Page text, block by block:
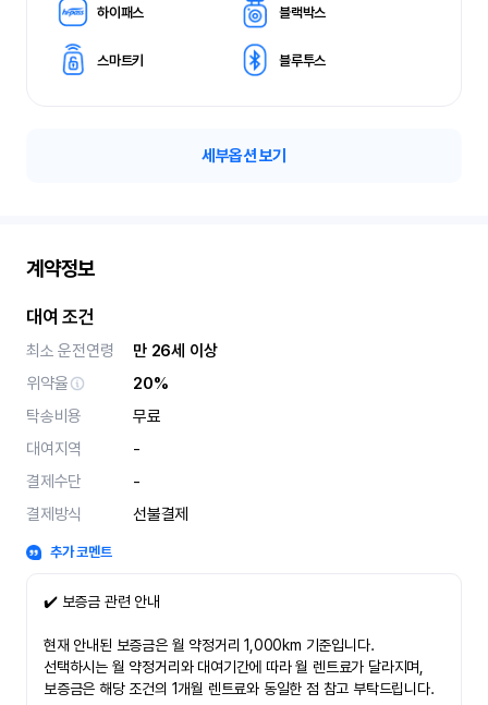
하이패스 블랙박스
스마트키 블루투스
세부옵션 보기
계약정보
대여 조건
최소 운전연령
만 26세 이상
위약율
20%
탁송비용
무료
대여지역
-
결제수단
-
결제방식
선불결제
추가 코멘트
✔️ 보증금 관련 안내
현재 안내된 보증금은 월 약정거리 1,000km 기준입니다.
선택하시는 월 약정거리와 대여기간에 따라 월 렌트료가 달라지며,
보증금은 해당 조건의 1개월 렌트료와 동일한 점 참고 부탁드립니다.